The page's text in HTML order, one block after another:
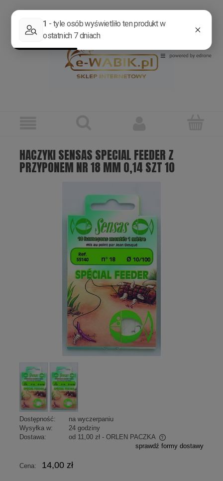
HACZYKI SENSAS SPECIAL FEEDER Z
PRZYPONEM NR 18 MM 0,14 SZT 10
Dostępność:
na wyczerpaniu
Wysyłka w:
24 godziny
Dostawa:
od 11,00 zł - ORLEN PACZKA
Cena nie zawiera ewentualnych kosztów płatności
sprawdź formy dostawy
Cena: 14,00 zł